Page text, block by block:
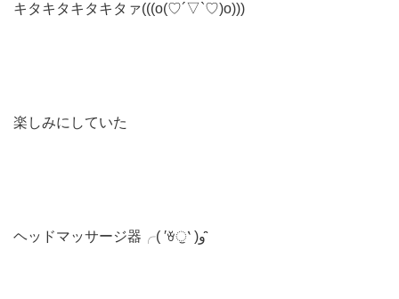
キタキタキタキタァ(((o(♡´▽`♡)o)))
楽しみにしていた
ヘッドマッサージ器╭( ′ꈊੁ‵ )و ̑̑